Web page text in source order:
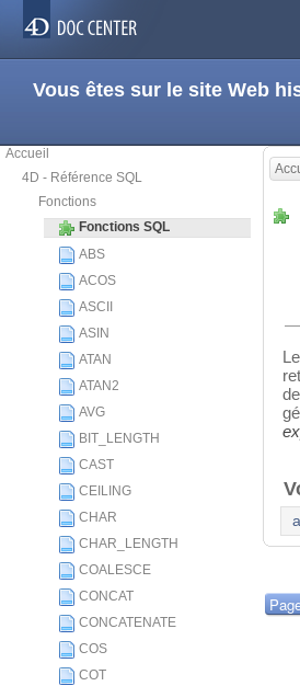
Vous êtes sur le site Web
Accueil
4D - Référence SQL
Fonctions
Fonctions SQL
ABS
ACOS
ASCII
ASIN
ATAN
ATAN2
AVG
BIT_LENGTH
CAST
CEILING
CHAR
CHAR_LENGTH
COALESCE
CONCAT
CONCATENATE
COS
COT